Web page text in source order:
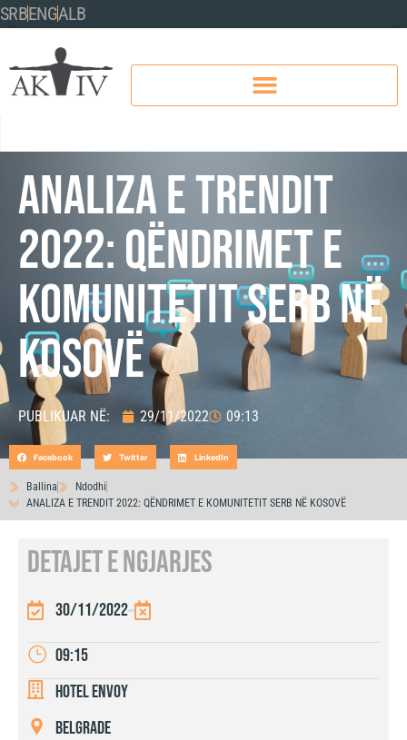
SRBENGALB
ANALIZA E TRENDIT
2022: QËNDRIMET E
KOMUNITETIT SERB NË
KOSOVË
PUBLIKUAR NË: 29/11/2022 09:13
Ballina
Ndodhi
ANALIZA E TRENDIT 2022: QËNDRIMET E KOMUNITETIT SERB NË KOSOVË
Facebook Twitter LinkedIn
DETAJET E NGJARJES
30/11/2022
09:15
Hotel Envoy
Belgrade